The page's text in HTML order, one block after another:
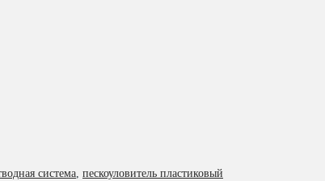
система, пескоуловитель пластиковый